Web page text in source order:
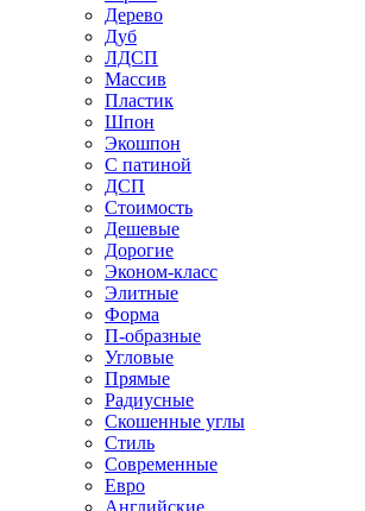
Дерево
Дуб
ЛДСП
Массив
Пластик
Шпон
Экошпон
С патиной
ДСП
Стоимость
Дешевые
Дорогие
Эконом-класс
Элитные
Форма
П-образные
Угловые
Прямые
Радиусные
Скошенные углы
Стиль
Современные
Евро
Английские